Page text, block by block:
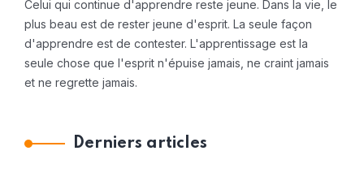
Celui qui continue d'apprendre reste jeune. Dans la vie, le
plus beau est de rester jeune d'esprit. La seule façon
d'apprendre est de contester. L'apprentissage est la
seule chose que l'esprit n'épuise jamais, ne craint jamais
et ne regrette jamais.
Derniers articles